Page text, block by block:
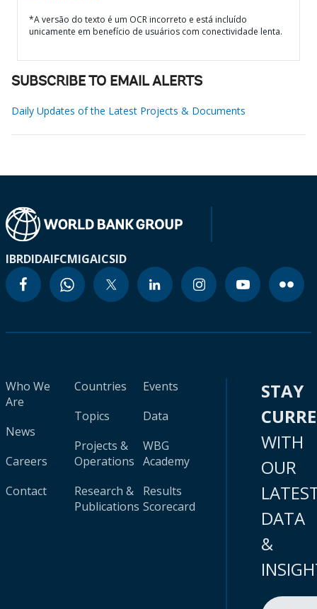
*A versão do texto é um OCR incorreto e está incluído
unicamente em benefício de usuários com conectividade lenta.
SUBSCRIBE TO EMAIL ALERTS
Daily Updates of the Latest Projects & Documents
IBRDIDAIFCMIGAICSID
Who We
Are
News
Careers
Contact
Countries
Topics
Projects &
Operations
Research &
Publications
Events
Data
WBG
Academy
Results
Scorecard
STAY
WITH
OUR
DATA
&